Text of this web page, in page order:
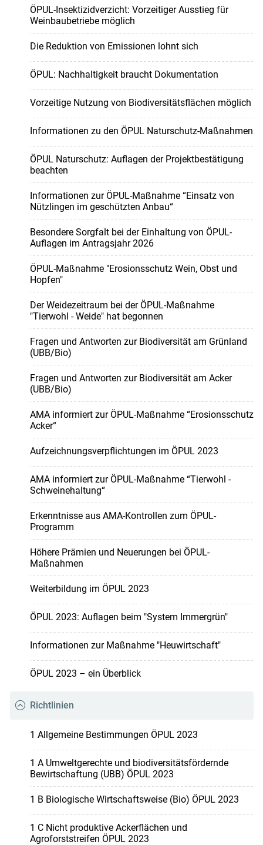
ÖPUL-Insektizidverzicht: Vorzeitiger Ausstieg für
Weinbaubetriebe möglich
Die Reduktion von Emissionen lohnt sich
ÖPUL: Nachhaltigkeit braucht Dokumentation
Vorzeitige Nutzung von Biodiversitätsflächen möglich
Informationen zu den ÖPUL Naturschutz-Maßnahmen
ÖPUL Naturschutz: Auflagen der Projektbestätigung
beachten
Informationen zur ÖPUL-Maßnahme “Einsatz von
Nützlingen im geschützten Anbau“
Besondere Sorgfalt bei der Einhaltung von ÖPUL-
Auflagen im Antragsjahr 2026
ÖPUL-Maßnahme "Erosionsschutz Wein, Obst und
Hopfen"
Der Weidezeitraum bei der ÖPUL-Maßnahme
"Tierwohl - Weide" hat begonnen
Fragen und Antworten zur Biodiversität am Grünland
(UBB/Bio)
Fragen und Antworten zur Biodiversität am Acker
(UBB/Bio)
AMA informiert zur ÖPUL-Maßnahme “Erosionsschutz
Acker“
Aufzeichnungsverpflichtungen im ÖPUL 2023
AMA informiert zur ÖPUL-Maßnahme “Tierwohl -
Schweinehaltung“
Erkenntnisse aus AMA-Kontrollen zum ÖPUL-
Programm
Höhere Prämien und Neuerungen bei ÖPUL-
Maßnahmen
Weiterbildung im ÖPUL 2023
ÖPUL 2023: Auflagen beim "System Immergrün"
Informationen zur Maßnahme "Heuwirtschaft"
ÖPUL 2023 – ein Überblick
Richtlinien
1 Allgemeine Bestimmungen ÖPUL 2023
1 A Umweltgerechte und biodiversitätsfördernde
Bewirtschaftung (UBB) ÖPUL 2023
1 B Biologische Wirtschaftsweise (Bio) ÖPUL 2023
1 C Nicht produktive Ackerflächen und
Agroforststreifen ÖPUL 2023